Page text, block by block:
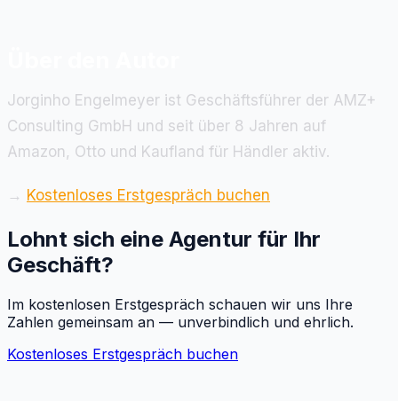
Jorginho Engelmeyer ist Geschäftsführer der AMZ+
Consulting GmbH und seit über 8 Jahren auf
Amazon, Otto und Kaufland für Händler aktiv.
→ Kostenloses Erstgespräch buchen
Lohnt sich eine Agentur für Ihr
Geschäft?
Im kostenlosen Erstgespräch schauen wir uns Ihre
Zahlen gemeinsam an — unverbindlich und ehrlich.
Kostenloses Erstgespräch buchen